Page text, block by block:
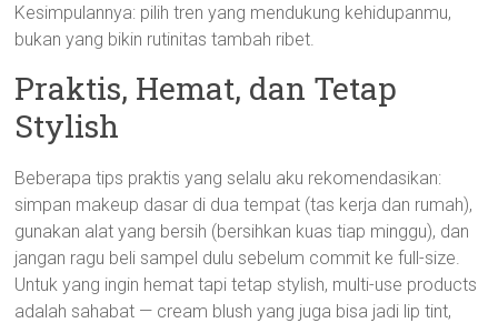
Kesimpulannya: pilih tren yang mendukung kehidupanmu,
bukan yang bikin rutinitas tambah ribet.
Praktis, Hemat, dan Tetap
Stylish
Beberapa tips praktis yang selalu aku rekomendasikan:
simpan makeup dasar di dua tempat (tas kerja dan rumah),
gunakan alat yang bersih (bersihkan kuas tiap minggu), dan
jangan ragu beli sampel dulu sebelum commit ke full-size.
Untuk yang ingin hemat tapi tetap stylish, multi-use products
adalah sahabat — cream blush yang juga bisa jadi lip tint,